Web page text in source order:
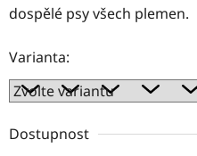
dospělé psy všech plemen.
Varianta:
Dostupnost